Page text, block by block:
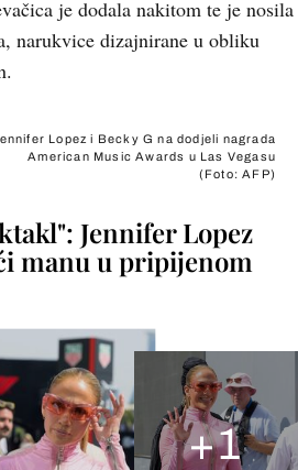
je dodala nakitom te je nosila
narukvice dizajnirane u obliku
Lopez i Becky G na dodjeli nagrada
American Music Awards u Las Vegasu
(Foto: AFP)
Jennifer Lopez
manu u pripijenom
+1